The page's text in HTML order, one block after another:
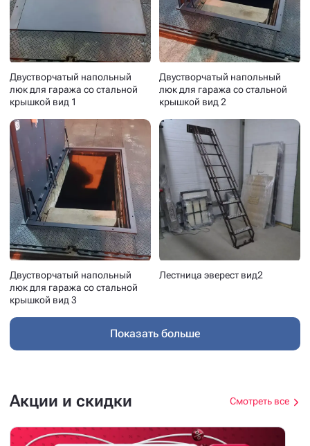
Двустворчатый напольный
люк для гаража со стальной
крышкой вид 1
Двустворчатый напольный
люк для гаража со стальной
крышкой вид 2
Двустворчатый напольный
люк для гаража со стальной
крышкой вид 3
Лестница эверест вид2
Показать больше
Акции и скидки Смотреть все